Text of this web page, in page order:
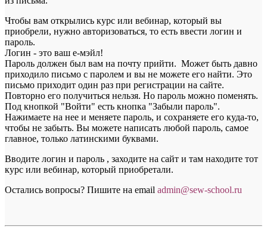
Чтобы вам открылись курс или вебинар, который вы
приобрели, нужно авторизоваться, то есть ввести логин и
пароль.
Логин - это ваш е-мэйл!
Пароль должен был вам на почту прийти. Может быть давно
приходило письмо с паролем и вы не можете его найти. Это
письмо приходит один раз при регистрации на сайте.
Повторно его получиться нельзя. Но пароль можно поменять.
Под кнопкой "Войти" есть кнопка "Забыли пароль".
Нажимаете на нее и меняете пароль, и сохраняете его куда-то,
чтобы не забыть. Вы можете написать любой пароль, самое
главное, только латинскими буквами.
Вводите логин и пароль , заходите на сайт и там находите тот
курс или вебинар, который приобретали.
Остались вопросы? Пишите на email admin@sew-school.ru